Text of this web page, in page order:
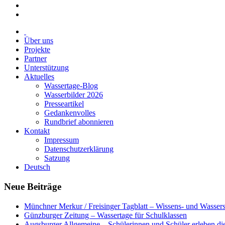
Über uns
Projekte
Partner
Unterstützung
Aktuelles
Wassertage-Blog
Wasserbilder 2026
Presseartikel
Gedankenvolles
Rundbrief abonnieren
Kontakt
Impressum
Datenschutzerklärung
Satzung
Deutsch
Neue Beiträge
Münchner Merkur / Freisinger Tagblatt – Wissens- und
Günzburger Zeitung – Wassertage für Schulklassen